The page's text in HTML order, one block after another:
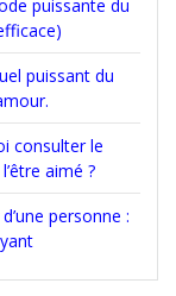
puissante du
puissant du
consulter le
aimé ?
personne :